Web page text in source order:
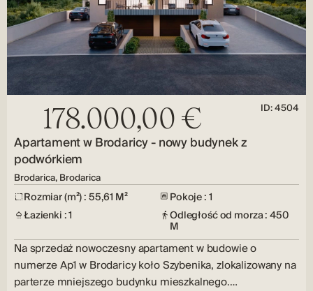
178.000,00 € ID: 4504
Apartament w Brodaricy - nowy budynek z
podwórkiem
Brodarica, Brodarica
Rozmiar (m²) : 55,61 M²
Pokoje : 1
Łazienki : 1
Odległość od morza : 450
M
Na sprzedaż nowoczesny apartament w budowie o
numerze Ap1 w Brodaricy koło Szybenika, zlokalizowany na
parterze mniejszego budynku mieszkalnego.